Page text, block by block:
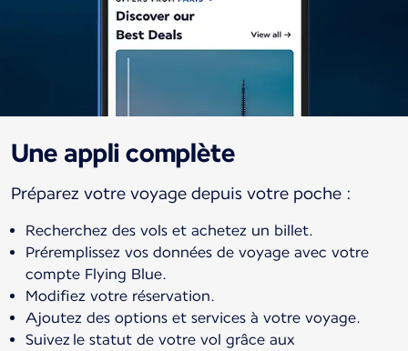
Une appli complète
Préparez votre voyage depuis votre poche :
Recherchez des vols et achetez un billet.
Préremplissez vos données de voyage avec votre
compte Flying Blue.
Modifiez votre réservation.
Ajoutez des options et services à votre voyage.
Suivez le statut de votre vol grâce aux